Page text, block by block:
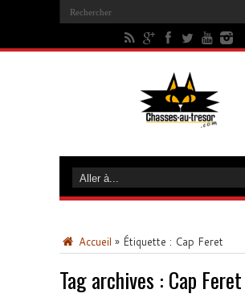
Accueil » Étiquette : Cap Feret
Tag archives : Cap Feret